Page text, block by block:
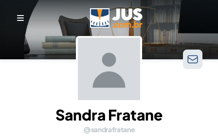
Sandra Fratane
sandrafratane